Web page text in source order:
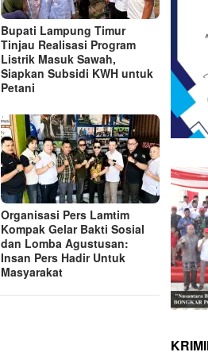
Bupati Lampung Timur
Tinjau Realisasi Program
Listrik Masuk Sawah,
Siapkan Subsidi KWH untuk
Petani
Organisasi Pers Lamtim
Kompak Gelar Bakti Sosial
dan Lomba Agustusan:
Insan Pers Hadir Untuk
Masyarakat